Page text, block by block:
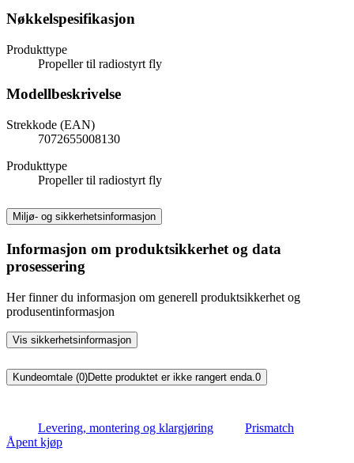
Nøkkelspesifikasjon
Produkttype
Propeller til radiostyrt fly
Modellbeskrivelse
Strekkode (EAN)
7072655008130
Produkttype
Propeller til radiostyrt fly
Miljø- og sikkerhetsinformasjon
Informasjon om produktsikkerhet og data
prosessering
Her finner du informasjon om generell produktsikkerhet og
produsentinformasjon
Vis sikkerhetsinformasjon
Kundeomtale (0)Dette produktet er ikke rangert enda. 0
Levering, montering og klargjøring
Prismatch
Åpent kjøp